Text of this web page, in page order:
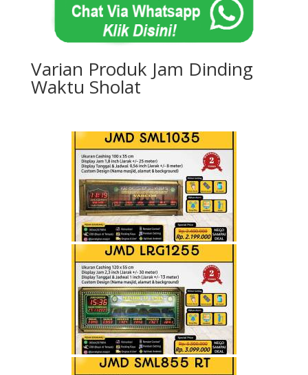
Varian Produk Jam Dinding
Waktu Sholat